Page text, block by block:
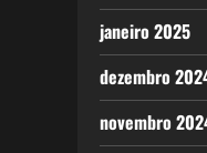
janeiro 2025
dezembro
novembro